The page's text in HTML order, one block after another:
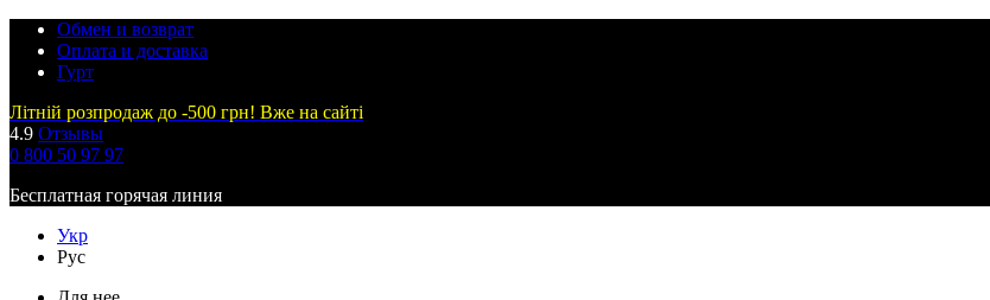
Обмен и возврат
Оплата и доставка
Гурт
Літній розпродаж до -500 грн! Вже на сайті
4.9 Отзывы
0 800 50 97 97
Бесплатная горячая линия
Укр
Рус